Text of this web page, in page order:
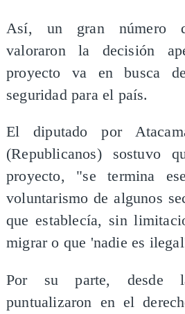
Así, un gran número
valoraron la decisión
proyecto va en busca
seguridad para el país.
​El diputado por
(Republicanos) sostuvo
proyecto, "se termina
voluntarismo de algunos
que establecía, sin
migrar o que 'nadie es
Por su parte, desde
puntualizaron en el